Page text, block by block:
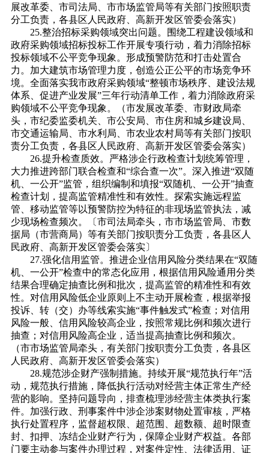
展改革委、市司法局、市市场监管局等有关部门按照职责
分工负责，各县区人民政府、高新开发区管委会落实）
25.整治招标采购领域突出问题。围绕工程建设领域和
政府采购领域招标投标工作开展专项行动，着力消除招标
投标领域不公平竞争现象。形成预警防范和打击处置合
力。加大建筑市场管理力度，创造公正公平的市场竞争环
境。全面落实我市政府采购领域“整顿市场秩序、建设法规
体系、促进产业发展”三年行动清单工作，着力消除政府采
购领域不公平竞争现象。（市发展改革委、市财政局牵
头，市纪委监委机关、市公安局、市住房和城乡建设局、
市交通运输局、市水利局、市农业农村局等有关部门按职
责分工负责，各县区人民政府、高新开发区管委会落实）
26.提升检查质效。严格涉企行政检查计划统筹管理，
大力推进跨部门联合检查和“综合查一次”。深入推进“双随
机、一公开”监管，组织编制和填报“双随机、一公开”抽查
检查计划，提高监管精准性和有效性。探索实施远程监
管、移动监管等以预警防控为特征的非现场监管执法，减
少现场检查频次。〔市司法局牵头，市市场监管局、市数
据局（市营商局）等有关部门按职责分工负责，各县区人
民政府、高新开发区管委会落实〕
27.强化信用监管。推进企业信用风险分类结果在“双随
机、一公开”检查中的常态化应用，根据信用风险通用分类
结果合理确定抽查比例和批次，提高监管的精准性和有效
性。对信用风险低企业原则上不主动开展检查，根据举报
投诉、转（交）办等线索实施“事件触发式”检查；对信用
风险一般、信用风险较高企业，按照常规比例和频次进行
抽查；对信用风险高企业，适当提高抽查比例和频次。
（市市场监管局牵头，有关部门按职责分工负责，各县区
人民政府、高新开发区管委会落实）
28.规范涉企财产强制措施。持续开展“规范执行年”活
动，规范执行措施，降低执行活动对经营主体正常生产经
营的影响。坚持问题导向，排查梳理涉经营主体类执行案
件。加强行政、刑事案件中涉企涉案财物处置审核，严格
执行处置程序，监督超权限、超范围、超数额、超时限查
封、扣押、冻结企业财产行为，保障企业财产权益。各部
门要主动参与案件办理过程，对案件定性、法律适用、证